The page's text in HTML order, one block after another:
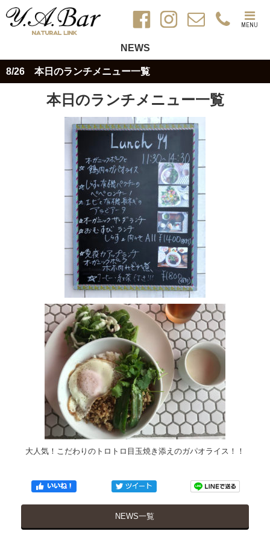
MENU
NEWS
8/26 本日のランチメニュー一覧
本日のランチメニュー一覧
大人気！こだわりのトロトロ目玉焼き添えのガパオライス！！
NEWS一覧